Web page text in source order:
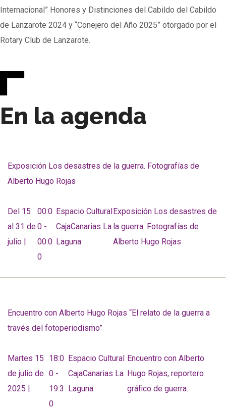
Internacional” Honores y Distinciones del Cabildo del Cabildo
de Lanzarote 2024 y “Conejero del Año 2025” otorgado por el
Rotary Club de Lanzarote.
En la agenda
Exposición Los desastres de la guerra. Fotografías de
Alberto Hugo Rojas
Del 15
al 31 de
julio |
00:0
0 -
00:0
0
Espacio Cultural
CajaCanarias La
Laguna
Exposición Los desastres de
la guerra. Fotografías de
Alberto Hugo Rojas
Encuentro con Alberto Hugo Rojas “El relato de la guerra a
través del fotoperiodismo”
Martes 15
de julio de
2025 |
18:0
0 -
19:3
0
Espacio Cultural
CajaCanarias La
Laguna
Encuentro con Alberto
Hugo Rojas, reportero
gráfico de guerra.